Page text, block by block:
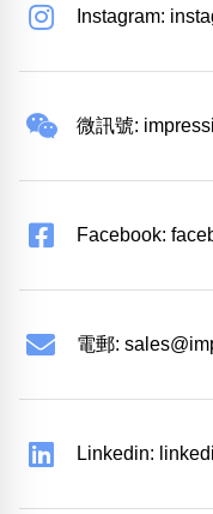
Instagram:
微訊號:
Facebook:
電郵:
Linkedin: